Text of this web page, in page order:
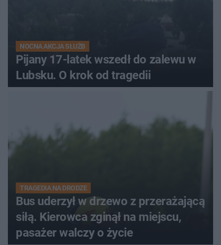
NOCNA AKCJA SŁUŻB
Pijany 17-latek wszedł do zalewu w
Lubsku. O krok od tragedii
TRAGEDIA NA DRODZE
Bus uderzył w drzewo z przerażającą
siłą. Kierowca zginął na miejscu,
pasażer walczy o życie